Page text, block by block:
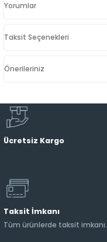
Yorumlar
Taksit Seçenekleri
Önerileriniz
Ücretsiz Kargo
Taksit İmkanı
Tüm ürünlerde taksit imkanı.